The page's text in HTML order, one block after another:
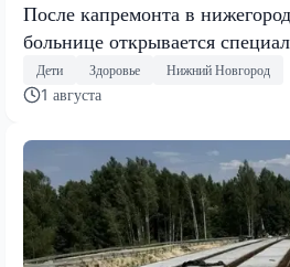
После капремонта в
больнице открывается
Дети Здоровье Нижний Новгород
1 августа